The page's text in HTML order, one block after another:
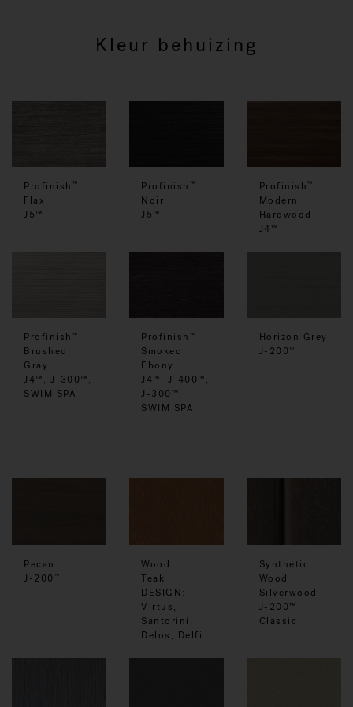
Kleur behuizing
Profinish ™
Flax
J5™
Profinish ™
Noir
J5™
Profinish ™
Modern
Hardwood
J4™
Profinish ™
Brushed
Gray
J4™, J-300™,
SWIM SPA
Profinish ™
Smoked
Ebony
J4™, J-400™,
J-300™,
SWIM SPA
Horizon Grey
J-200 ™
Pecan
J-200 ™
Wood
Teak
DESIGN:
Virtus,
Santorini,
Delos, Delfi
Synthetic
Wood
Silverwood
J-200™
Classic